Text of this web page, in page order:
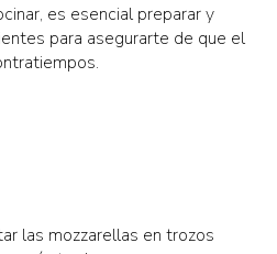
es esencial preparar y
para asegurarte de que el
las mozzarellas en trozos